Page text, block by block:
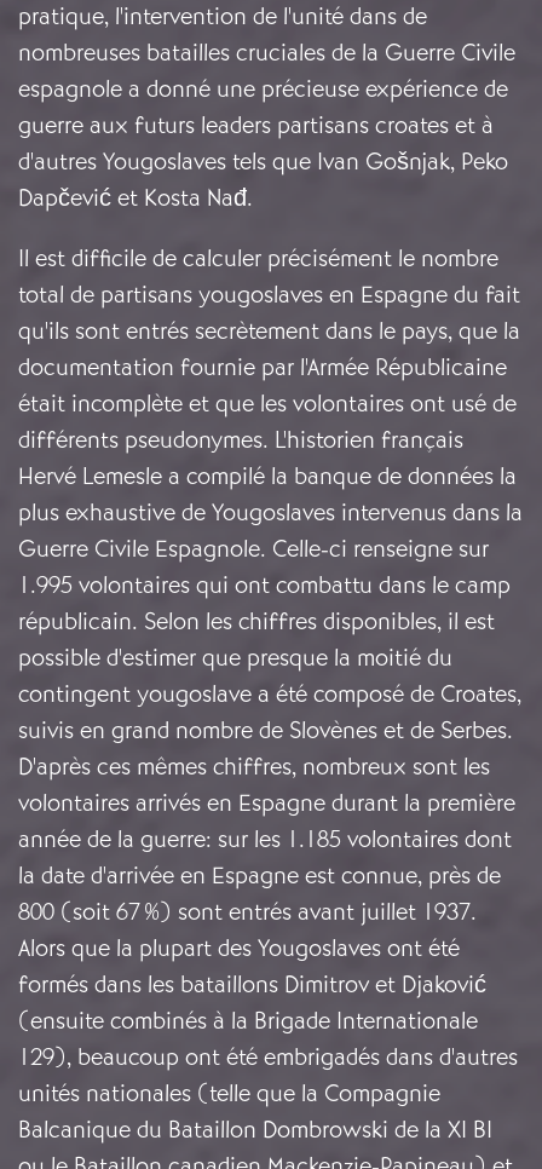
pratique, l'intervention de l'unité dans de
nombreuses batailles cruciales de la Guerre Civile
espagnole a donné une précieuse expérience de
guerre aux futurs leaders partisans croates et à
d'autres Yougoslaves tels que Ivan Gošnjak, Peko
Dapčević et Kosta Nađ.
Il est difficile de calculer précisément le nombre
total de partisans yougoslaves en Espagne du fait
qu'ils sont entrés secrètement dans le pays, que la
documentation fournie par l'Armée Républicaine
était incomplète et que les volontaires ont usé de
différents pseudonymes. L'historien français
Hervé Lemesle a compilé la banque de données la
plus exhaustive de Yougoslaves intervenus dans la
Guerre Civile Espagnole. Celle-ci renseigne sur
1.995 volontaires qui ont combattu dans le camp
républicain. Selon les chiffres disponibles, il est
possible d'estimer que presque la moitié du
contingent yougoslave a été composé de Croates,
suivis en grand nombre de Slovènes et de Serbes.
D'après ces mêmes chiffres, nombreux sont les
volontaires arrivés en Espagne durant la première
année de la guerre: sur les 1.185 volontaires dont
la date d'arrivée en Espagne est connue, près de
800 (soit 67 %) sont entrés avant juillet 1937.
Alors que la plupart des Yougoslaves ont été
formés dans les bataillons Dimitrov et Djaković
(ensuite combinés à la Brigade Internationale
129), beaucoup ont été embrigadés dans d'autres
unités nationales (telle que la Compagnie
Balcanique du Bataillon Dombrowski de la XI BI